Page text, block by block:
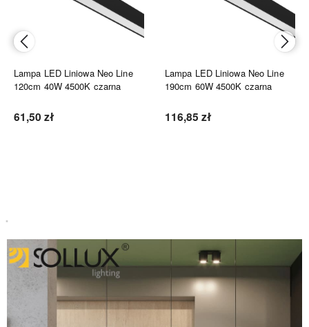
Lampa LED Liniowa Neo Line
120cm 40W 4500K czarna
61,50 zł
Lampa LED Liniowa Neo Line
190cm 60W 4500K czarna
116,85 zł